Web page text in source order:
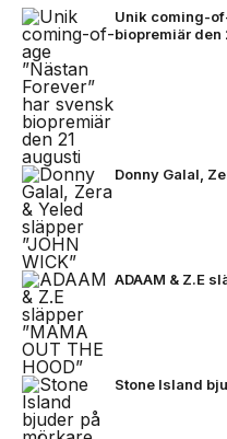
Unik coming-
biopremiär den
Donny Galal,
ADAAM & Z.E
Stone Island